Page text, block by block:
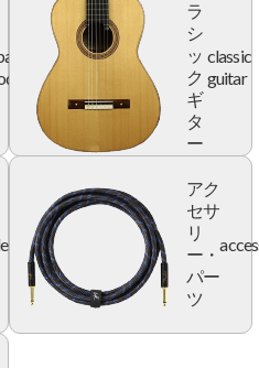
ラ
シ
ッ
ク
ギ
タ
ー
classic
guitar
アク
セサ
リ
ー・
パー
ツ